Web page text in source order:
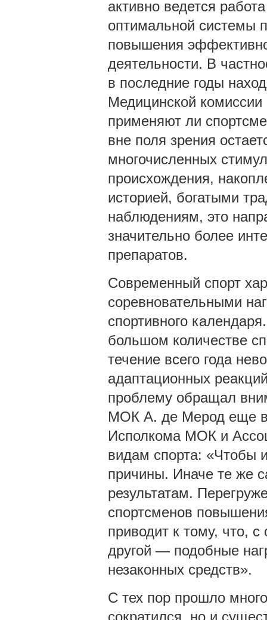
активно ведется
оптимальной системы
повышения
деятельности. В
в последние годы
Медицинской
применяют ли
вне поля зрения
многочисленных
происхождения,
историей, богатыми
наблюдениям, это
значительно более
препаратов.
Современный спорт
соревновательными
спортивного
большом количестве
течение всего года
адаптационных
проблему обращал
МОК А. де Мерод еще в
Исполкома МОК и
видам спорта: «Чтобы
причины. Иначе те же
результатам.
спортсменов
приводит к тому, что,
другой — подобные
незаконных средств».
С тех пор прошло
сократился, но и